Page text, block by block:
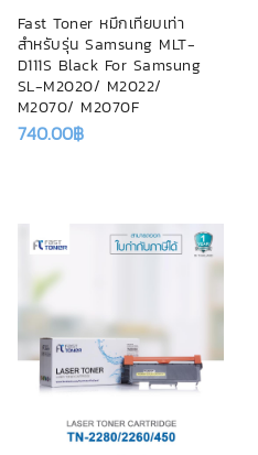
Fast Toner หมึกเทียบเท่า
สำหรับรุ่น Samsung MLT-
D111S Black For Samsung
SL-M2020/ M2022/
M2070/ M2070F
740.00฿